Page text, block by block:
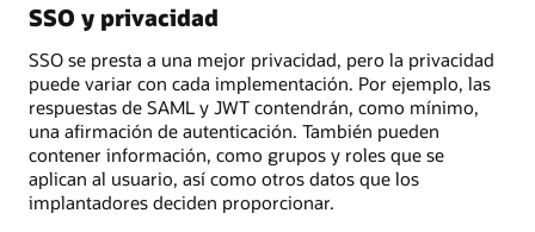
SSO y privacidad
SSO se presta a una mejor privacidad, pero la privacidad
puede variar con cada implementación. Por ejemplo, las
respuestas de SAML y JWT contendrán, como mínimo,
una afirmación de autenticación. También pueden
contener información, como grupos y roles que se
aplican al usuario, así como otros datos que los
implantadores deciden proporcionar.